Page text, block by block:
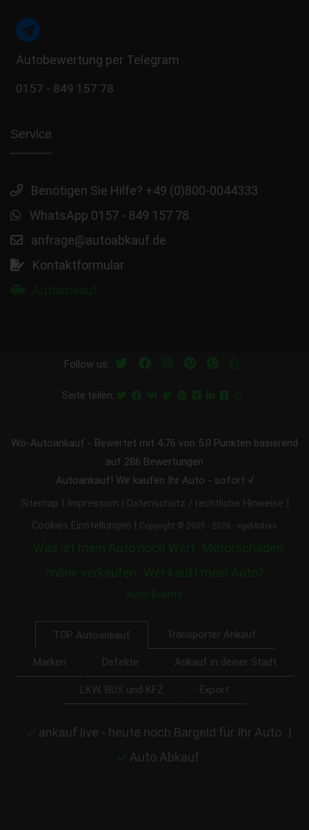
Autobewertung per Telegram
0157 - 849 157 78
Service
Benötigen Sie Hilfe? +49 (0)800-0044333
WhatsApp 0157 - 849 157 78
anfrage@autoabkauf.de
Kontaktformular
Follow us:
Seite teilen:
Wo-Autoankauf - Bewertet mit 4.76 von 5.0 Punkten basierend
auf 286 Bewertungen
Autoankauf! Wir kaufen Ihr Auto - sofort √
Sitemap Impressum Datenschutz / rechtliche Hinweise
Cookies Einstellungen Copyright © 2005 - 2026 - egeMotors
Was ist mein Auto noch Wert Motorschaden
online verkaufen
Wer kauft mein Auto?
Auto Events
TOP Autoankauf Transporter Ankauf
Marken Defekte Ankauf in deiner Stadt
LKW, BUS und KFZ Export
ankauf.live - heute noch Bargeld für Ihr Auto
Auto Abkauf